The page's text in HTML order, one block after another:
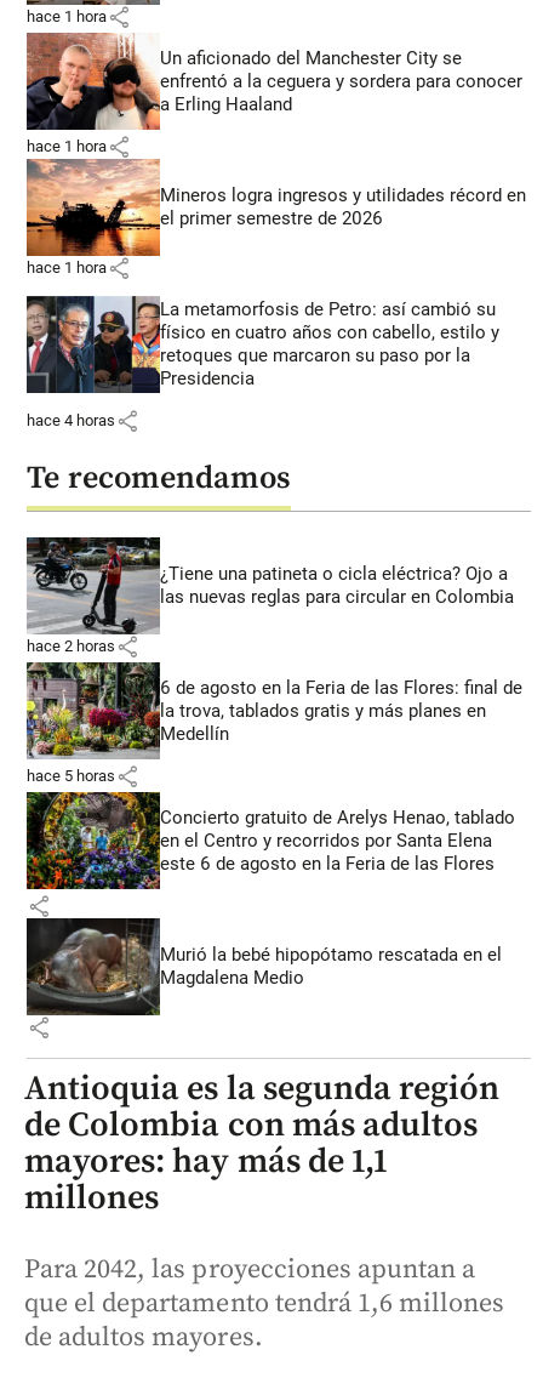
hace 1 hora share
Un aficionado del Manchester City se
enfrentó a la ceguera y sordera para conocer
a Erling Haaland
hace 1 hora share
Mineros logra ingresos y utilidades récord en
el primer semestre de 2026
hace 1 hora share
La metamorfosis de Petro: así cambió su
físico en cuatro años con cabello, estilo y
retoques que marcaron su paso por la
Presidencia
hace 4 horas share
Te recomendamos
¿Tiene una patineta o cicla eléctrica? Ojo a
las nuevas reglas para circular en Colombia
hace 2 horas share
6 de agosto en la Feria de las Flores: final de
la trova, tablados gratis y más planes en
Medellín
hace 5 horas share
Concierto gratuito de Arelys Henao, tablado
en el Centro y recorridos por Santa Elena
este 6 de agosto en la Feria de las Flores
share
Murió la bebé hipopótamo rescatada en el
Magdalena Medio
share
Antioquia es la segunda región
de Colombia con más adultos
mayores: hay más de 1,1
millones
Para 2042, las proyecciones apuntan a
que el departamento tendrá 1,6 millones
de adultos mayores.